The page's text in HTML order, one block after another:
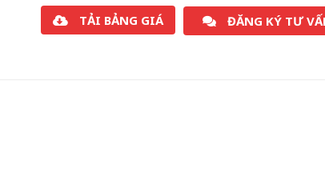
TẢI BẢNG GIÁ ĐĂNG KÝ TƯ